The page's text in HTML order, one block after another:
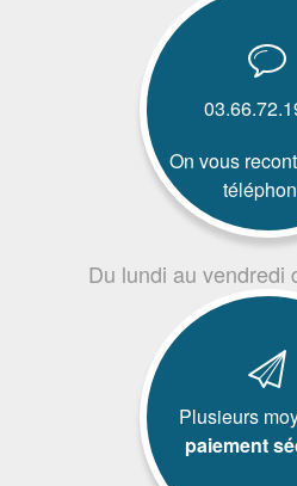
On vous
Du lundi au vendredi
Plusieurs
paiement